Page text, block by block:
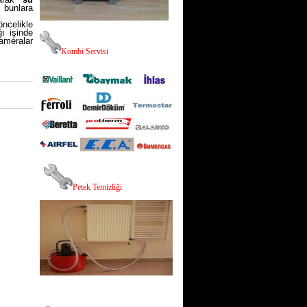
bunlara
işinde
Kombi Servisi
Petek Temizliği